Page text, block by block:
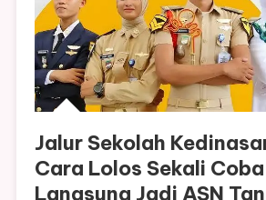
Jalur Sekolah
Cara Lolos Sekali
Langsung Jadi ASN